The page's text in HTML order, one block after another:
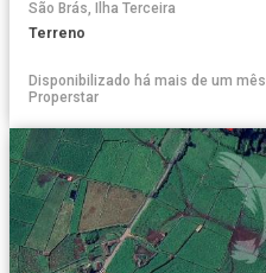
São Brás, Ilha Terceira
Terreno
Disponibilizado há mais de um mês
Properstar